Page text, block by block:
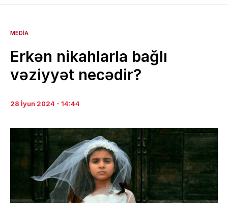
MEDIA
Erkən nikahlarla bağlı
vəziyyət necədir?
28 İyun 2024 - 14:44